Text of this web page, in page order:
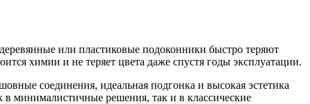
или пластиковые подоконники быстро теряют
химии и не теряет цвета даже спустя годы эксплуатации.
соединения, идеальная подгонка и высокая эстетика
в минималистичные решения, так и в классические